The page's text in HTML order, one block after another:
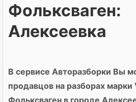
Фольксваген:
Алексеевка
В сервисе Авторазборки Вы
продавцов на разборах
Фольксваген в городе